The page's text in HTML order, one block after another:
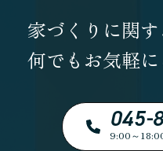
家づくりに関
何でもお気軽
045-
9:00～